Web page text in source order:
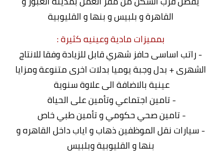
القاهرة و بلبيس و بنها و القليوبية
بمميزات مادية وعينيه كثيرة :
- راتب اساسی حافز شهري قابل للزيادة وفقا للانتاج
الشهرى + بدل وجبة يوميا بدلات اخرى متنوعة ومزايا
عينية بالاضافة الى علاوة سنوية
- تامين اجتماعي وتأمين على الحياة
- تامين صحي حكومي و تأمين طبي خاص
- سيارات نقل الموظفين ذهاب و اياب داخل القاهره و
بنها و القليوبية وبلبيس